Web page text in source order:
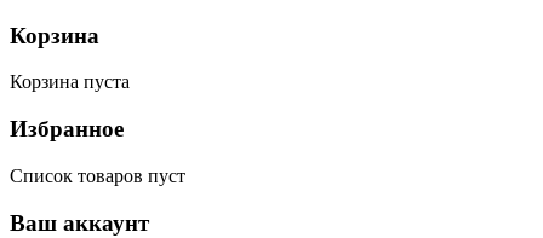
Корзина
Корзина пуста
Избранное
Список товаров пуст
Ваш аккаунт